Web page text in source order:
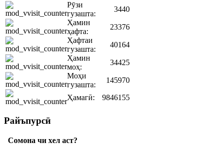
Рӯзи
гузашта:
3440
Ҳамин
ҳафта:
23376
Ҳафтаи
гузашта:
40164
Ҳамин
моҳ:
34425
Моҳи
гузашта:
145970
Ҳамагӣ: 9846155
Райъпурсӣ
Сомона чи хел аст?